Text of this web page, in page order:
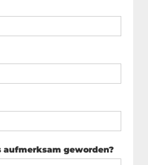
aufmerksam geworden?